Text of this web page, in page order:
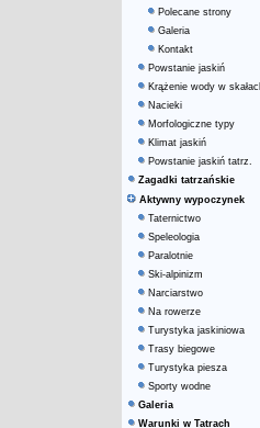
Polecane strony
Galeria
Kontakt
Powstanie jaskiń
Krążenie wody w
Nacieki
Morfologiczne typy
Klimat jaskiń
Powstanie jaskiń tatrz.
Zagadki tatrzańskie
Aktywny wypoczynek
Taternictwo
Speleologia
Paralotnie
Ski-alpinizm
Narciarstwo
Na rowerze
Turystyka jaskiniowa
Trasy biegowe
Turystyka piesza
Sporty wodne
Galeria
Warunki w Tatrach